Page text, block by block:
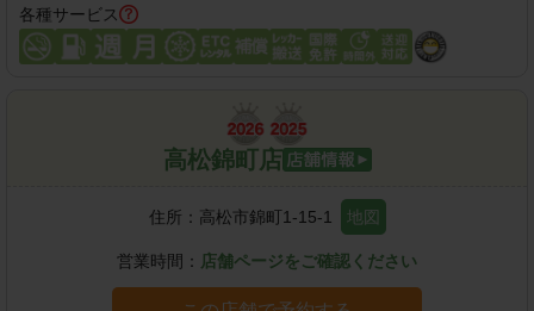
各種サービス
高松錦町店
住所： 高松市錦町1-15-1 地図
営業時間： 店舗ページをご確認ください